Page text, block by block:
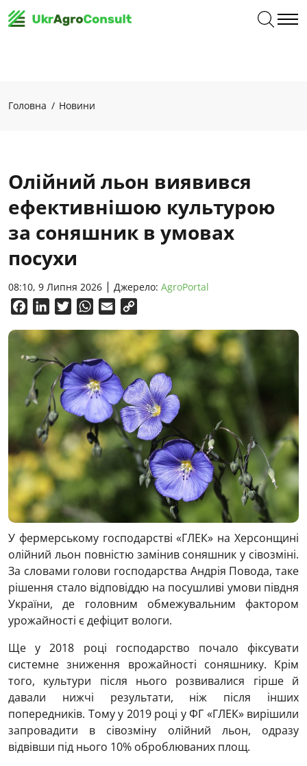
Головна Новини
Олійний льон виявився
ефективнішою культурою
за соняшник в умовах
посухи
08:10, 9 Липня 2026 Джерело: AgroPortal
FacebookLinkedInTwitterWhatsApp
Email
У фермерському господарстві «ГЛЕК» на Херсонщині
олійний льон повністю замінив соняшник у сівозміні.
За словами голови господарства Андрія Повода, таке
рішення стало відповіддю на посушливі умови півдня
України, де головним обмежувальним фактором
урожайності є дефіцит вологи.
Ще у 2018 році господарство почало фіксувати
системне зниження врожайності соняшнику. Крім
того, культури після нього розвивалися гірше й
давали нижчі результати, ніж після інших
попередників. Тому у 2019 році у ФГ «ГЛЕК» вирішили
запровадити в сівозміну олійний льон, одразу
відвівши під нього 10% оброблюваних площ.